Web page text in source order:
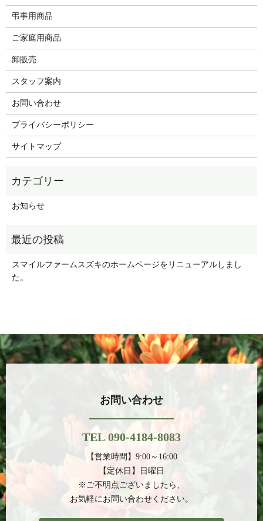
弔事用商品
ご家庭用商品
卸販売
スタッフ案内
お問い合わせ
プライバシーポリシー
サイトマップ
お知らせ
スマイルファームスズキのホームページをリニューアルしまし
た。
お問い合わせ
TEL 090-4184-8083
【営業時間】9:00～16:00
【定休日】日曜日
※ご不明点ございましたら、
お気軽にお問い合わせください。